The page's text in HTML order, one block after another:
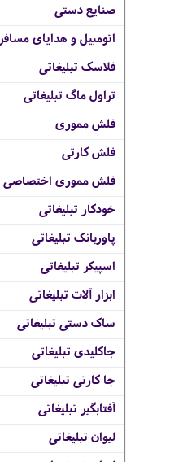
صنایع دستی
اتومبیل و هدایای
فلاسک تبلیغاتی
تراول ماگ تبلیغاتی
فلش مموری
فلش کارتی
فلش مموری اختصاصی
خودکار تبلیغاتی
پاوربانک تبلیغاتی
اسپیکر تبلیغاتی
ابزار آلات تبلیغاتی
ساک دستی تبلیغاتی
جاکلیدی تبلیغاتی
جا کارتی تبلیغاتی
آفتابگیر تبلیغاتی
لیوان تبلیغاتی